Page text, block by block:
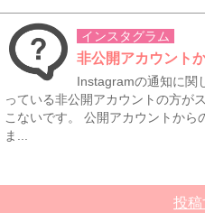
インスタグラム
非公開アカウント
Instagramの通知に関
っている非公開アカウントの方が
こないです。 公開アカウントか
ま...
投稿